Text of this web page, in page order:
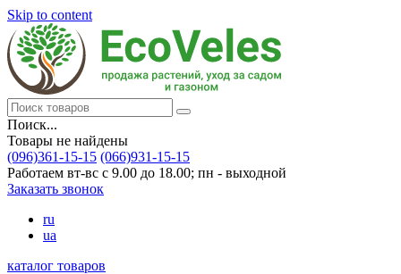
Skip to content
Поиск...
Товары не найдены
(096)361-15-15 (066)931-15-15
Работаем вт-вс с 9.00 до 18.00; пн - выходной
Заказать звонок
ru
ua
каталог товаров